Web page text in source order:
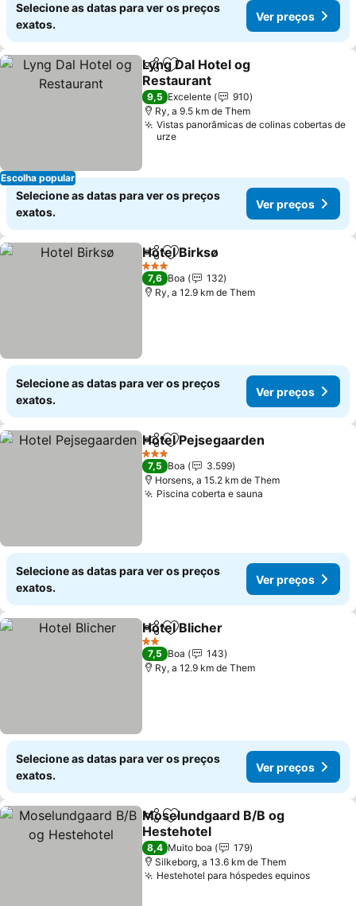
Selecione as datas para ver os preços
exatos.
Ver preços
Escolha popular
PartilharAdicionar aos favoritos
Lyng Dal Hotel og
Restaurant
9,5 Excelente
910
Ry, a 9.5 km de Them
Vistas panorâmicas de colinas cobertas de
urze
Selecione as datas para ver os preços
exatos.
Ver preços
PartilharAdicionar aos favoritos
Hotel Birksø
3 Estrelas
7,6 Boa
132
Ry, a 12.9 km de Them
Selecione as datas para ver os preços
exatos.
Ver preços
PartilharAdicionar aos favoritos
Hotel Pejsegaarden
3 Estrelas
7,5 Boa
3.599
Horsens, a 15.2 km de Them
Piscina coberta e sauna
Selecione as datas para ver os preços
exatos.
Ver preços
PartilharAdicionar aos favoritos
Hotel Blicher
2 Estrelas
7,5 Boa
143
Ry, a 12.9 km de Them
Selecione as datas para ver os preços
exatos.
Ver preços
PartilharAdicionar aos favoritos
Moselundgaard B/B og
Hestehotel
8,4 Muito boa
179
Silkeborg, a 13.6 km de Them
Hestehotel para hóspedes equinos